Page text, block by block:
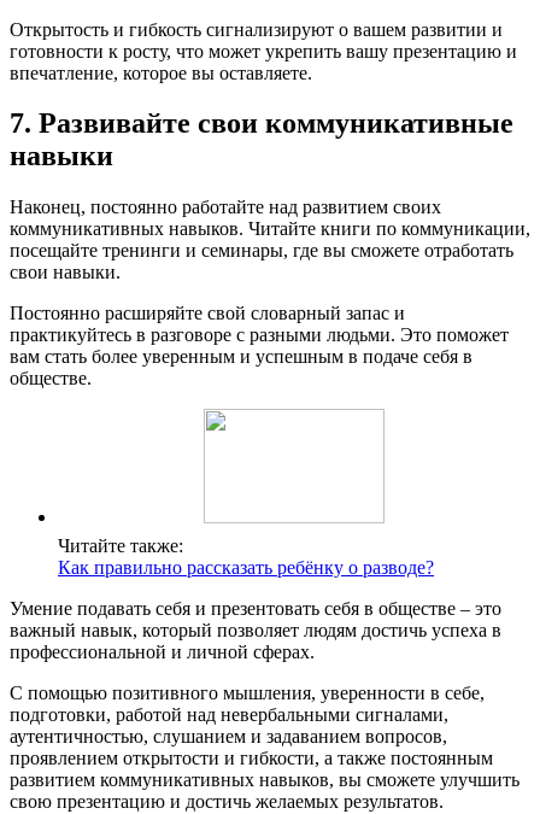
Открытость и гибкость сигнализируют о вашем развитии и
готовности к росту, что может укрепить вашу презентацию и
впечатление, которое вы оставляете.
7. Развивайте свои коммуникативные
навыки
Наконец, постоянно работайте над развитием своих
коммуникативных навыков. Читайте книги по коммуникации,
посещайте тренинги и семинары, где вы сможете отработать
свои навыки.
Постоянно расширяйте свой словарный запас и
практикуйтесь в разговоре с разными людьми. Это поможет
вам стать более уверенным и успешным в подаче себя в
обществе.
Читайте также:
Как правильно рассказать ребёнку о разводе?
Умение подавать себя и презентовать себя в обществе – это
важный навык, который позволяет людям достичь успеха в
профессиональной и личной сферах.
С помощью позитивного мышления, уверенности в себе,
подготовки, работой над невербальными сигналами,
аутентичностью, слушанием и задаванием вопросов,
проявлением открытости и гибкости, а также постоянным
развитием коммуникативных навыков, вы сможете улучшить
свою презентацию и достичь желаемых результатов.